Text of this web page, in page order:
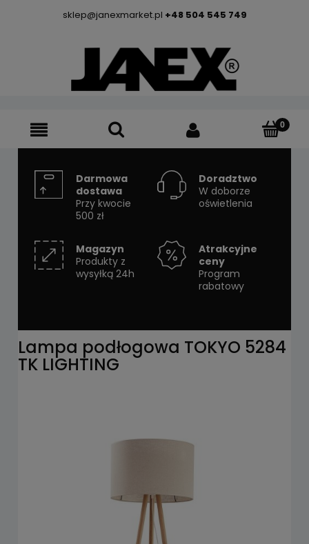
sklep@janexmarket.pl +48 504 545 749
Darmowa
dostawa
Przy kwocie
500 zł
Doradztwo
W doborze
oświetlenia
Magazyn
Produkty z
wysyłką 24h
Atrakcyjne
ceny
Program
rabatowy
Lampa podłogowa TOKYO 5284
TK LIGHTING